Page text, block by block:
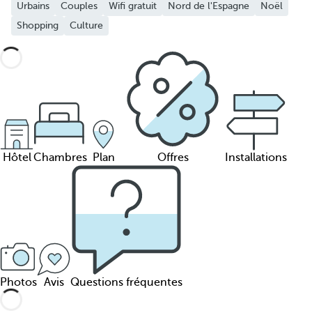
Urbains Couples Wifi gratuit Nord de l'Espagne
Noël
Shopping
Culture
HôtelChambres Plan Offres Installations
Photos Avis Questions fréquentes